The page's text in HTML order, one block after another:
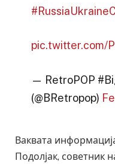
pic.twitter.com/
— RetroPOP
(@BRetropop)
Ваквата
Подолјак, советник